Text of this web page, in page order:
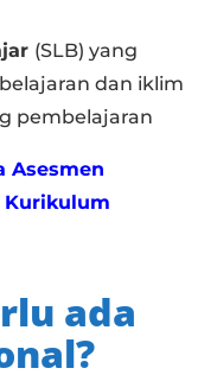
(SLB) yang
dan iklim
pembelajaran
Asesmen
Kurikulum
ada